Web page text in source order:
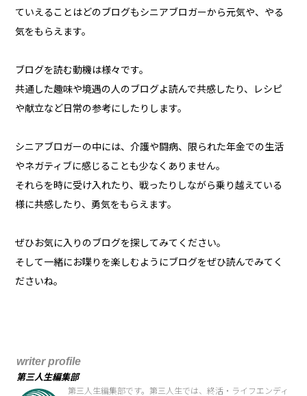
ていえることはどのブログもシニアブロガーから元気や、やる
気をもらえます。
ブログを読む動機は様々です。
共通した趣味や境遇の人のブログよ読んで共感したり、レシピ
や献立など日常の参考にしたりします。
シニアブロガーの中には、介護や闘病、限られた年金での生活
やネガティブに感じることも少なくありません。
それらを時に受け入れたり、戦ったりしながら乗り越えている
様に共感したり、勇気をもらえます。
ぜひお気に入りのブログを探してみてください。
そして一緒にお喋りを楽しむようにブログをぜひ読んでみてく
ださいね。
writer profile
第三人生編集部
第三人生編集部です。第三人生では、終活・ライフエンディ